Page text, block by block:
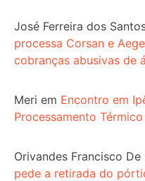
José Ferreira dos
processa Corsan e
cobranças abusivas de
Meri em Encontro em
Processamento
Orivandes Francisco De
pede a retirada do